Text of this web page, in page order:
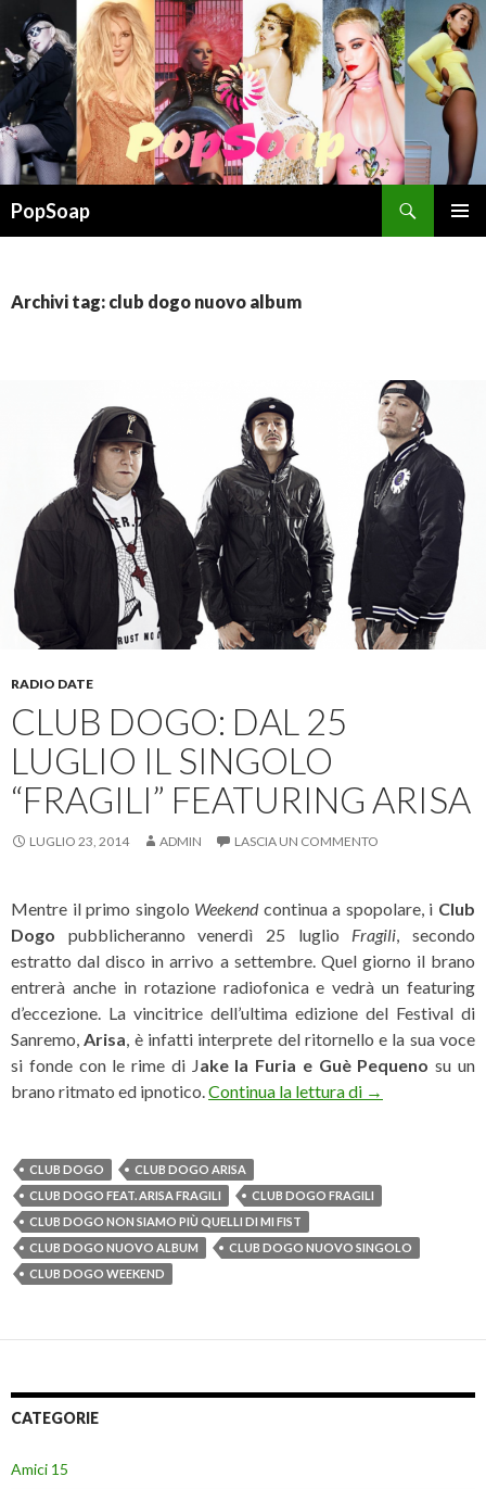
PopSoap
Archivi tag: club dogo nuovo album
RADIO DATE
CLUB DOGO: DAL 25
LUGLIO IL SINGOLO
“FRAGILI” FEATURING ARISA
LUGLIO 23, 2014 ADMIN LASCIA UN COMMENTO
Mentre il primo singolo Weekend continua a spopolare, i Club
Dogo pubblicheranno venerdì 25 luglio Fragili , secondo
estratto dal disco in arrivo a settembre. Quel giorno il brano
entrerà anche in rotazione radiofonica e vedrà un featuring
d’eccezione. La vincitrice dell’ultima edizione del Festival di
Sanremo, Arisa , è infatti interprete del ritornello e la sua voce
si fonde con le rime di Jake la Furia e Guè Pequeno su un
brano ritmato ed ipnotico. Continua la lettura di Club Dogo:
→
CLUB DOGO
CLUB DOGO ARISA
CLUB DOGO FEAT. ARISA FRAGILI
CLUB DOGO FRAGILI
CLUB DOGO NON SIAMO PIÙ QUELLI DI MI FIST
CLUB DOGO NUOVO ALBUM
CLUB DOGO NUOVO SINGOLO
CLUB DOGO WEEKEND
CATEGORIE
Amici 15